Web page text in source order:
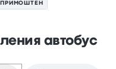
ПРИМОШТЕН
автобус